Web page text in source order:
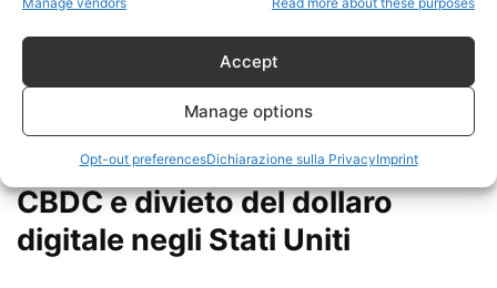
Accept
Manage options
Opt-out preferencesDichiarazione sulla PrivacyImprint
Fonti e approfondimenti
CBDC e divieto del dollaro
digitale negli Stati Uniti